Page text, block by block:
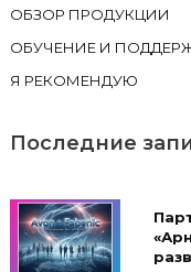
ОБЗОР ПРОДУКЦИИ
ОБУЧЕНИЕ И
Я РЕКОМЕНДУЮ
Последние